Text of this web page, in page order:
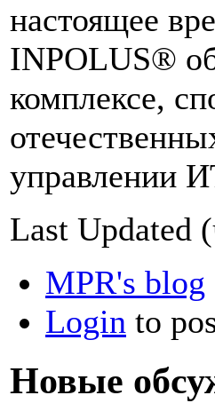
настоящее
INPOLUS®
комплексе,
управлении
Last Updated
MPR's blog
Login to
Новые